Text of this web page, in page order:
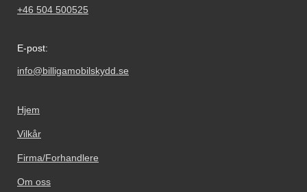
+46 504 500525
E-post:
info@billigamobilskydd.se
Hjem
Vilkår
Firma/Forhandlere
Om oss